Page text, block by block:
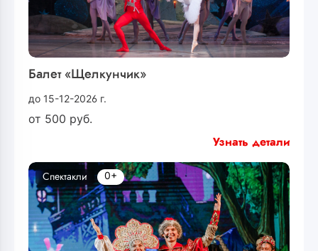
Балет «Щелкунчик»
до 15-12-2026 г.
от 500 руб.
Узнать детали
Спектакли 0+